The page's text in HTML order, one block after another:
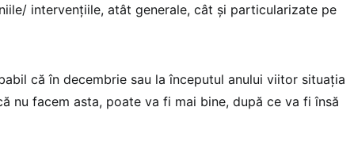
intervențiile, atât generale, cât și particularizate pe
că în decembrie sau la începutul anului viitor situația
nu facem asta, poate va fi mai bine, după ce va fi însă